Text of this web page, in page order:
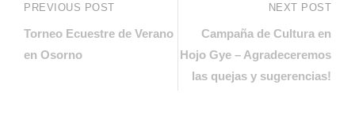
PREVIOUS POST
Torneo Ecuestre de Verano
en Osorno
NEXT POST
Campaña de Cultura en
Hojo Gye – Agradeceremos
las quejas y sugerencias!